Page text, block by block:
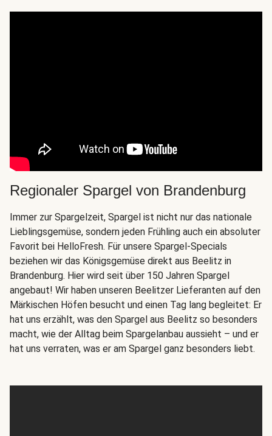
Regionaler Spargel von Brandenburg
Immer zur Spargelzeit, Spargel ist nicht nur das nationale
Lieblingsgemüse, sondern jeden Frühling auch ein absoluter
Favorit bei HelloFresh. Für unsere Spargel-Specials
beziehen wir das Königsgemüse direkt aus Beelitz in
Brandenburg. Hier wird seit über 150 Jahren Spargel
angebaut! Wir haben unseren Beelitzer Lieferanten auf den
Märkischen Höfen besucht und einen Tag lang begleitet: Er
hat uns erzählt, was den Spargel aus Beelitz so besonders
macht, wie der Alltag beim Spargelanbau aussieht – und er
hat uns verraten, was er am Spargel ganz besonders liebt.